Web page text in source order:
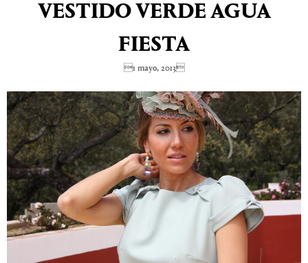
VESTIDO VERDE AGUA
FIESTA
1 mayo, 2013